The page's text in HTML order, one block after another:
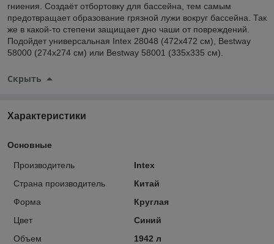
гниения. Создаёт отбортовку для бассейна, тем самым
предотвращает образование грязной лужи вокруг бассейна. Так
же в какой-то степени защищает дно чаши от повреждений.
Подойдет универсальная Intex 28048 (472x472 см), Bestway
58000 (274x274 см) или Bestway 58001 (335x335 см).
Скрыть
Характеристики
Основные
Производитель
Intex
Страна производитель
Китай
Форма
Круглая
Цвет
Синий
Объем
1942 л